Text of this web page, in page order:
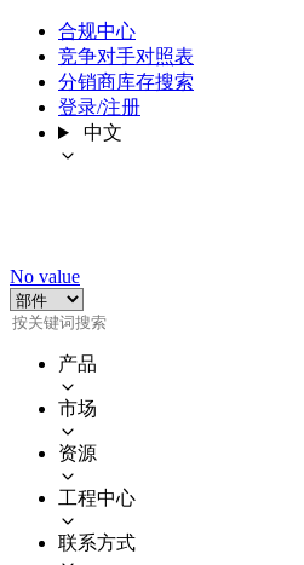
合规中心
竞争对手对照表
分销商库存搜索
登录/注册
中文
No value
产品
市场
资源
工程中心
联系方式